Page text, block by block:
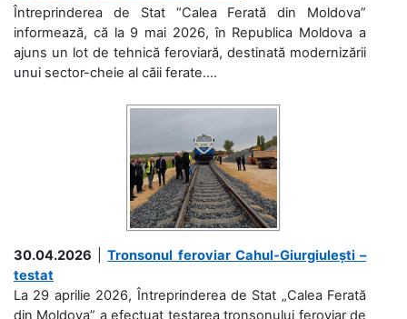
Întreprinderea de Stat “Calea Ferată din Moldova”
informează, că la 9 mai 2026, în Republica Moldova a
ajuns un lot de tehnică feroviară, destinată modernizării
unui sector-cheie al căii ferate....
30.04.2026 |Tronsonul feroviar Cahul-Giurgiulești –
testat
La 29 aprilie 2026, Întreprinderea de Stat „Calea Ferată
din Moldova” a efectuat testarea tronsonului feroviar de